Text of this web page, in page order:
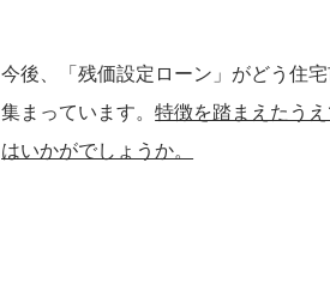
今後、「残価設定ローン」がどう住
集まっています。特徴を踏まえたう
はいかがでしょうか。